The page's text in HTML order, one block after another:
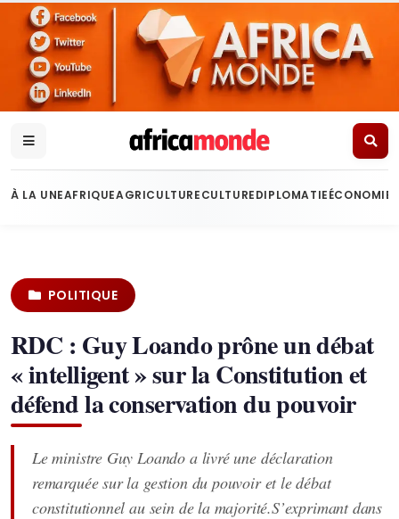
À LA UNEAFRIQUEAGRICULTURECULTUREDIPLOMATIEÉCONOMIE
POLITIQUE
RDC : Guy Loando prône un débat
« intelligent » sur la Constitution et
défend la conservation du pouvoir
Le ministre Guy Loando a livré une déclaration
remarquée sur la gestion du pouvoir et le débat
constitutionnel au sein de la majorité.S’exprimant dans